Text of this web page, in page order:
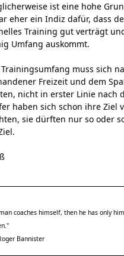
ist eine hohe
eher ein Indiz dafür, dass
Training gut verträgt
Umfang auskommt.
Trainingsumfang muss sich
Freizeit und dem
nicht in erster Linie nach
haben sich schon ihre Ziel
sie dürften nur so oder
coaches himself, then he has only
Bannister